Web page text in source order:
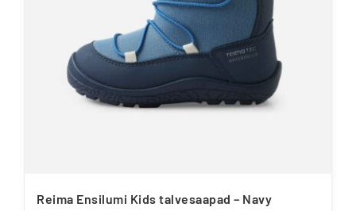
Reima Ensilumi Kids talvesaapad – Navy